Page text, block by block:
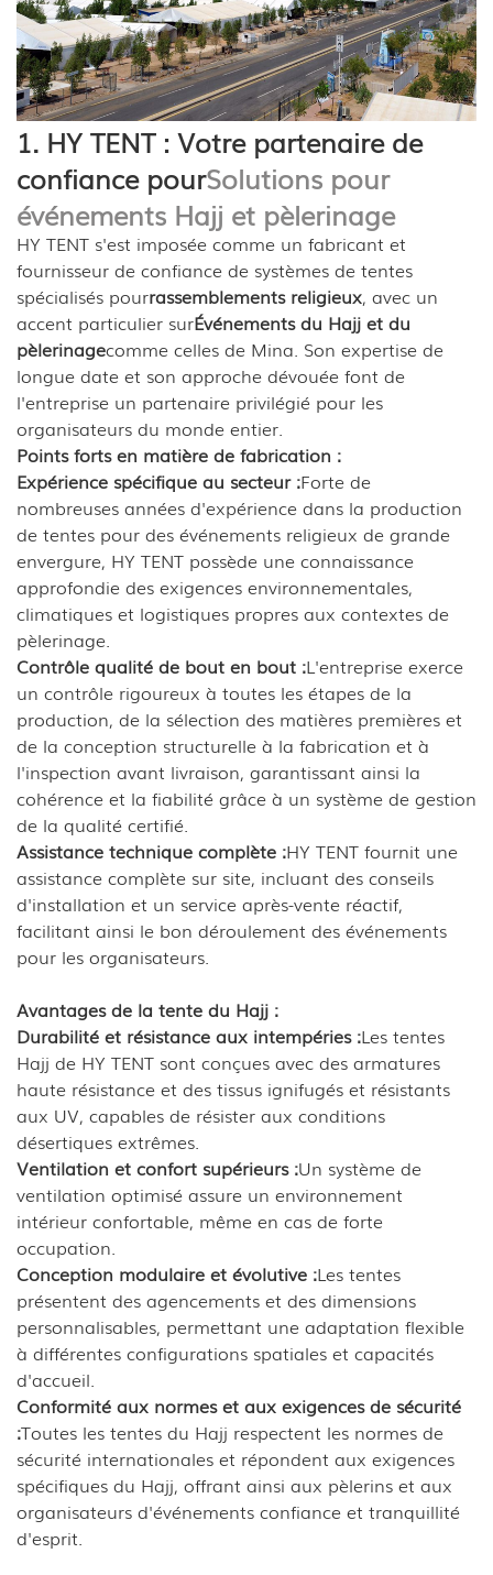
1. HY TENT : Votre partenaire de
confiance pourSolutions pour
événements Hajj et pèlerinage
HY TENT s'est imposée comme un fabricant et
fournisseur de confiance de systèmes de tentes
spécialisés pourrassemblements religieux, avec un
accent particulier surÉvénements du Hajj et du
pèlerinagecomme celles de Mina. Son expertise de
longue date et son approche dévouée font de
l'entreprise un partenaire privilégié pour les
organisateurs du monde entier.
Points forts en matière de fabrication :
Expérience spécifique au secteur :Forte de
nombreuses années d'expérience dans la production
de tentes pour des événements religieux de grande
envergure, HY TENT possède une connaissance
approfondie des exigences environnementales,
climatiques et logistiques propres aux contextes de
pèlerinage.
Contrôle qualité de bout en bout :L'entreprise exerce
un contrôle rigoureux à toutes les étapes de la
production, de la sélection des matières premières et
de la conception structurelle à la fabrication et à
l'inspection avant livraison, garantissant ainsi la
cohérence et la fiabilité grâce à un système de gestion
de la qualité certifié.
Assistance technique complète :HY TENT fournit une
assistance complète sur site, incluant des conseils
d'installation et un service après-vente réactif,
facilitant ainsi le bon déroulement des événements
pour les organisateurs.
Avantages de la tente du Hajj :
Durabilité et résistance aux intempéries :Les tentes
Hajj de HY TENT sont conçues avec des armatures
haute résistance et des tissus ignifugés et résistants
aux UV, capables de résister aux conditions
désertiques extrêmes.
Ventilation et confort supérieurs :Un système de
ventilation optimisé assure un environnement
intérieur confortable, même en cas de forte
occupation.
Conception modulaire et évolutive :Les tentes
présentent des agencements et des dimensions
personnalisables, permettant une adaptation flexible
à différentes configurations spatiales et capacités
d'accueil.
Conformité aux normes et aux exigences de sécurité
:Toutes les tentes du Hajj respectent les normes de
sécurité internationales et répondent aux exigences
spécifiques du Hajj, offrant ainsi aux pèlerins et aux
organisateurs d'événements confiance et tranquillité
d'esprit.